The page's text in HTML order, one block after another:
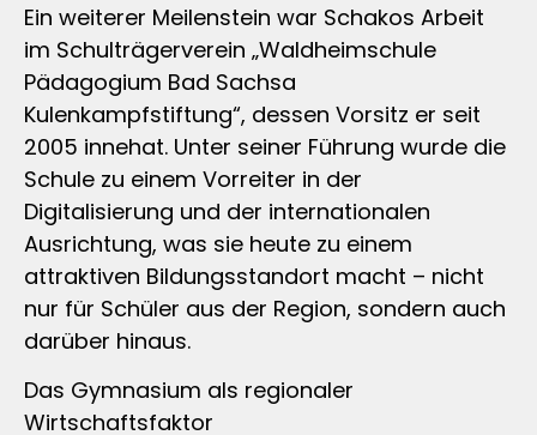
Ein weiterer Meilenstein war Schakos Arbeit
im Schulträgerverein „Waldheimschule
Pädagogium Bad Sachsa
Kulenkampfstiftung“, dessen Vorsitz er seit
2005 innehat. Unter seiner Führung wurde die
Schule zu einem Vorreiter in der
Digitalisierung und der internationalen
Ausrichtung, was sie heute zu einem
attraktiven Bildungsstandort macht – nicht
nur für Schüler aus der Region, sondern auch
darüber hinaus.
Das Gymnasium als regionaler
Wirtschaftsfaktor